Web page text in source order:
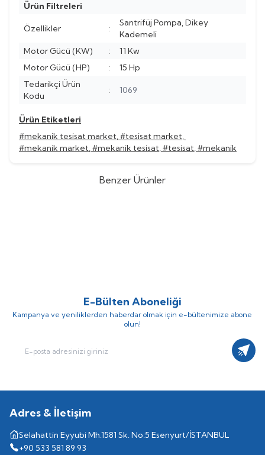
Ürün Filtreleri
Özellikler :
Santrifüj Pompa, Dikey
Kademeli
Motor Gücü (KW)
:
11 Kw
Motor Gücü (HP)
:
15 Hp
Tedarikçi Ürün
Kodu
: 1069
Ürün Etiketleri
#mekanik tesisat market,#tesisat market,
#mekanik market,#mekanik tesisat,#tesisat,#mekanik
Benzer Ürünler
E-Bülten Aboneliği
Kampanya ve yeniliklerden haberdar olmak için e-bültenimize abone
olun!
Adres & İletişim
Selahattin Eyyubi Mh.1581 Sk. No:5 Esenyurt/İSTANBUL
+90 533 581 89 93